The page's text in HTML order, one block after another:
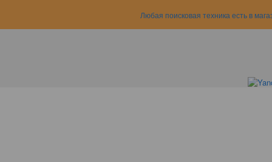
Любая поисковая техника есть в